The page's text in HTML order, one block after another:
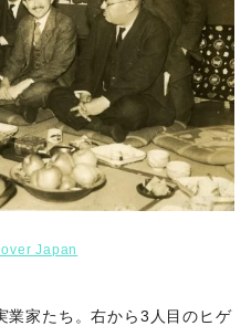
Japan
家たち。右から3人目のヒゲ